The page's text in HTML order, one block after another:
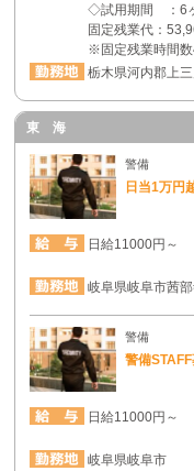
◇試用期間 ：6ヶ
固定残業代：
※固定残業時間数
栃木県河内郡上
東 海
警備
日当1万円
日給11000円～
岐阜県岐阜市茜
警備
警備
日給11000円～
岐阜県岐阜市